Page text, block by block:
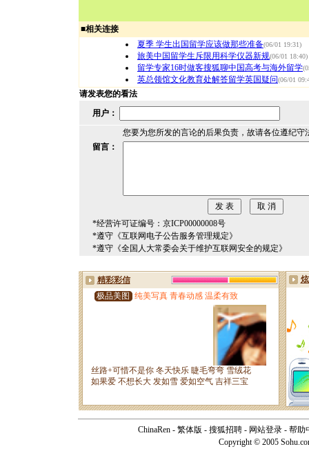
■相关连接
夏季 学生出国留学应该做那些准备(06/01 19:31)
旅美中国留学生斥限用科学仪器新规(06/01 18:40)
留学专家16时做客搜狐聊中国高考与海外留学
英总领馆文化教育处解答留学英国疑问(06/01
请发表您的看法
用户：
您要为您所发的言论的后果负责，故请各位遵纪守
留言：
*经营许可证编号：京ICP00000008号
*遵守《互联网电子公告服务管理规定》
*遵守《全国人大常委会关于维护互联网安全的规定》
ChinaRen - 繁体版 - 搜狐招聘 - 网站登录 - 帮助
Copyright © 2005